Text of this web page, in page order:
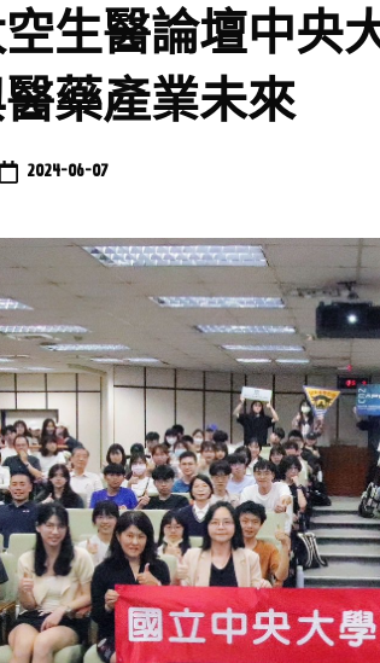
空生醫論壇中
藥產業未來
2024-06-07